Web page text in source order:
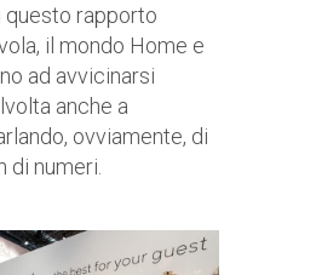
questo rapporto
il mondo Home e
ad avvicinarsi
anche a
ovviamente, di
di numeri.